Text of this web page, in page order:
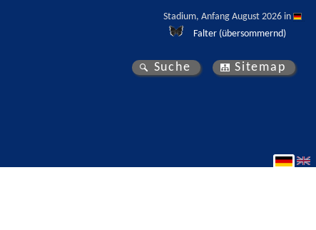
Stadium, Anfang August 2026 in
Falter (übersommernd)
Suche Sitemap